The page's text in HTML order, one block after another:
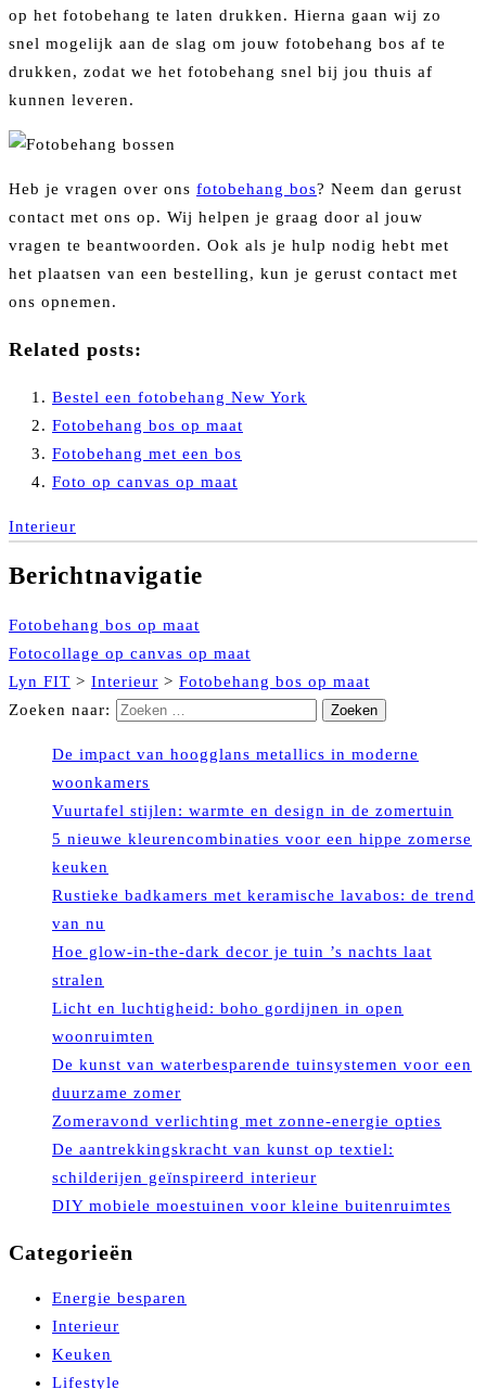
op het fotobehang te laten drukken. Hierna gaan wij zo
snel mogelijk aan de slag om jouw fotobehang bos af te
drukken, zodat we het fotobehang snel bij jou thuis af
kunnen leveren.
Heb je vragen over ons fotobehang bos? Neem dan gerust
contact met ons op. Wij helpen je graag door al jouw
vragen te beantwoorden. Ook als je hulp nodig hebt met
het plaatsen van een bestelling, kun je gerust contact met
ons opnemen.
Related posts:
Bestel een fotobehang New York
Fotobehang bos op maat
Fotobehang met een bos
Foto op canvas op maat
Interieur
Berichtnavigatie
Fotobehang bos op maat
Fotocollage op canvas op maat
Lyn FIT > Interieur > Fotobehang bos op maat
Zoeken naar:
De impact van hoogglans metallics in moderne
woonkamers
Vuurtafel stijlen: warmte en design in de zomertuin
5 nieuwe kleurencombinaties voor een hippe zomerse
keuken
Rustieke badkamers met keramische lavabos: de trend
van nu
Hoe glow-in-the-dark decor je tuin ’s nachts laat
stralen
Licht en luchtigheid: boho gordijnen in open
woonruimten
De kunst van waterbesparende tuinsystemen voor een
duurzame zomer
Zomeravond verlichting met zonne-energie opties
De aantrekkingskracht van kunst op textiel:
schilderijen geïnspireerd interieur
DIY mobiele moestuinen voor kleine buitenruimtes
Categorieën
Energie besparen
Interieur
Keuken
Lifestyle